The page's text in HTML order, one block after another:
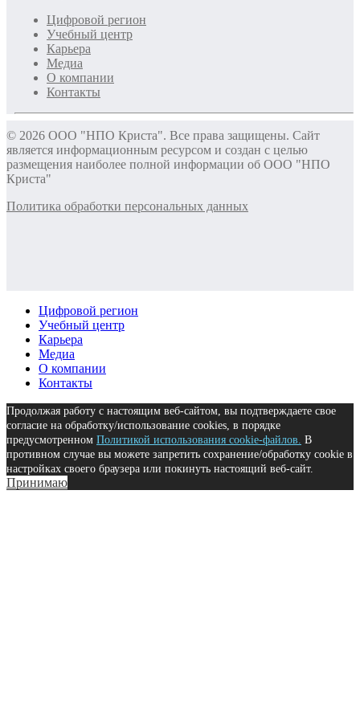
Цифровой регион
Учебный центр
Карьера
Медиа
О компании
Контакты
© 2026 ООО "НПО Криста". Все права защищены. Сайт
является информационным ресурсом и создан с целью
размещения наиболее полной информации об ООО "НПО
Криста"
Политика обработки персональных данных
Цифровой регион
Учебный центр
Карьера
Медиа
О компании
Контакты
Продолжая работу с настоящим веб-сайтом, вы подтверждаете свое
согласие на обработку/использование cookies, в порядке
предусмотренном Политикой использования cookie-файлов. В
противном случае вы можете запретить сохранение/обработку cookie в
настройках своего браузера или покинуть настоящий веб-сайт.
Принимаю